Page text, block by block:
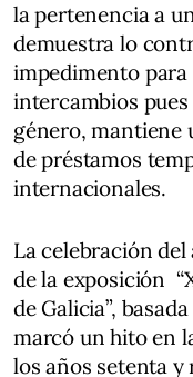
la pertenencia a
demuestra lo
impedimento
intercambios
género, mantiene
de préstamos
internacionales.
La celebración
de la exposición
de Galicia”,
marcó un hito en
los años setenta y